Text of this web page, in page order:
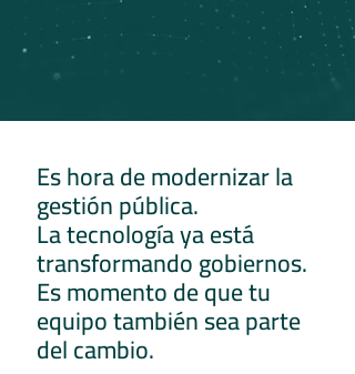
Es hora de modernizar la
gestión pública.
La tecnología ya está
transformando gobiernos.
Es momento de que tu
equipo también sea parte
del cambio.